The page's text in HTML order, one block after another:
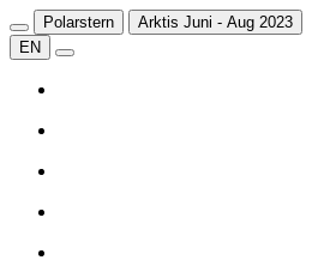
Polarstern
Arktis Juni - Aug 2023
EN